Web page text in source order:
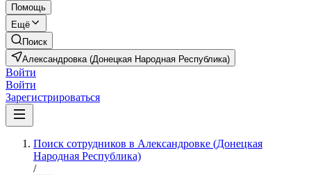
Помощь
Ещё
Поиск
Александровка (Донецкая Народная Республика)
Войти
Войти
Зарегистрироваться
Поиск сотрудников в Александровке (Донецкая
Народная Республика)
/